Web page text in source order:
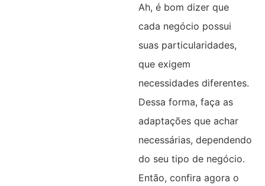
Ah, é bom dizer que
cada negócio possui
suas particularidades,
que exigem
necessidades diferentes.
Dessa forma, faça as
adaptações que achar
necessárias, dependendo
do seu tipo de negócio.
Então, confira agora o